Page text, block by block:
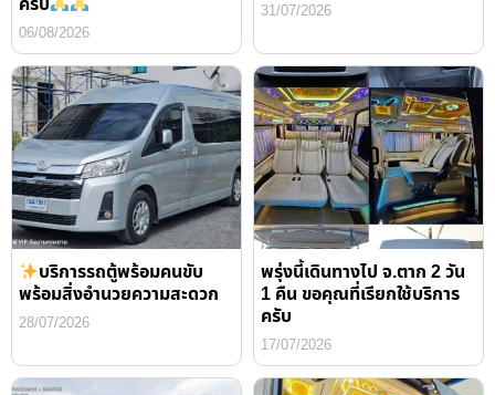
06/08/2026
31/07/2026
บริการรถตู้พร้อมคนขับ
พร้อมสิ่งอำนวยความสะดวก
28/07/2026
พรุ่งนี้เดินทางไป จ.ตาก 2 วัน
1 คืน ขอคุณที่เรียกใช้บริการ
ครับ
17/07/2026